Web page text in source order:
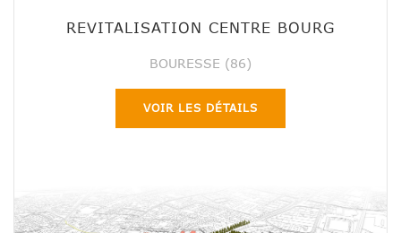
REVITALISATION CENTRE BOURG
BOURESSE (86)
VOIR LES DÉTAILS